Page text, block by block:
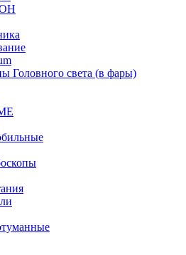
Головного света (в фары)